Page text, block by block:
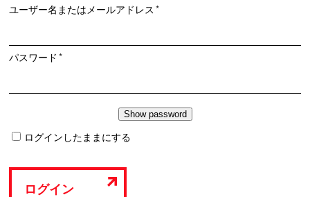
ユーザー名またはメールアドレス*必
パスワード*必
ログインしたままにする
ログイン